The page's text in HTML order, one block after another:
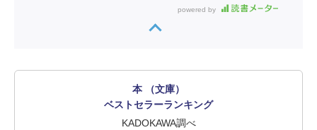
powered by
本 （文庫）
ベストセラーランキング
KADOKAWA調べ